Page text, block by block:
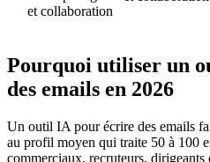
et collaboration
Pourquoi utiliser un
des emails en 2026
Un outil IA pour écrire des emails
au profil moyen qui traite 50 à 100
commerciaux, recruteurs, dirigeants